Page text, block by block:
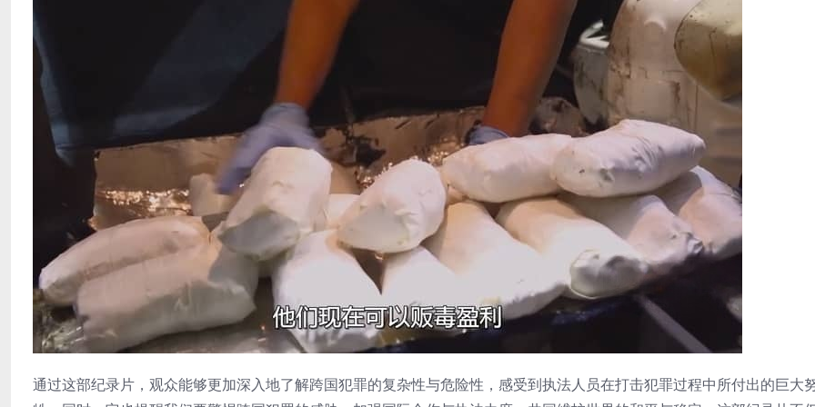
通过这部纪录片，观众能够更加深入地了解跨国犯罪的复杂性与危险性，感受到执法人员在打击犯罪过程中所付出的巨大